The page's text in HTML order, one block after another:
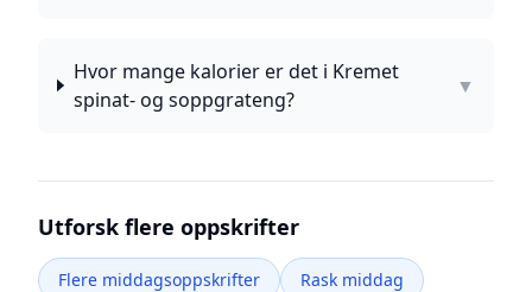
Hvor mange kalorier er det i Kremet
spinat- og soppgrateng?
▼
Utforsk flere oppskrifter
Flere middagsoppskrifter
Rask middag